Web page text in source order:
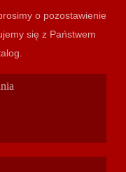
o pozostawienie
się z Państwem